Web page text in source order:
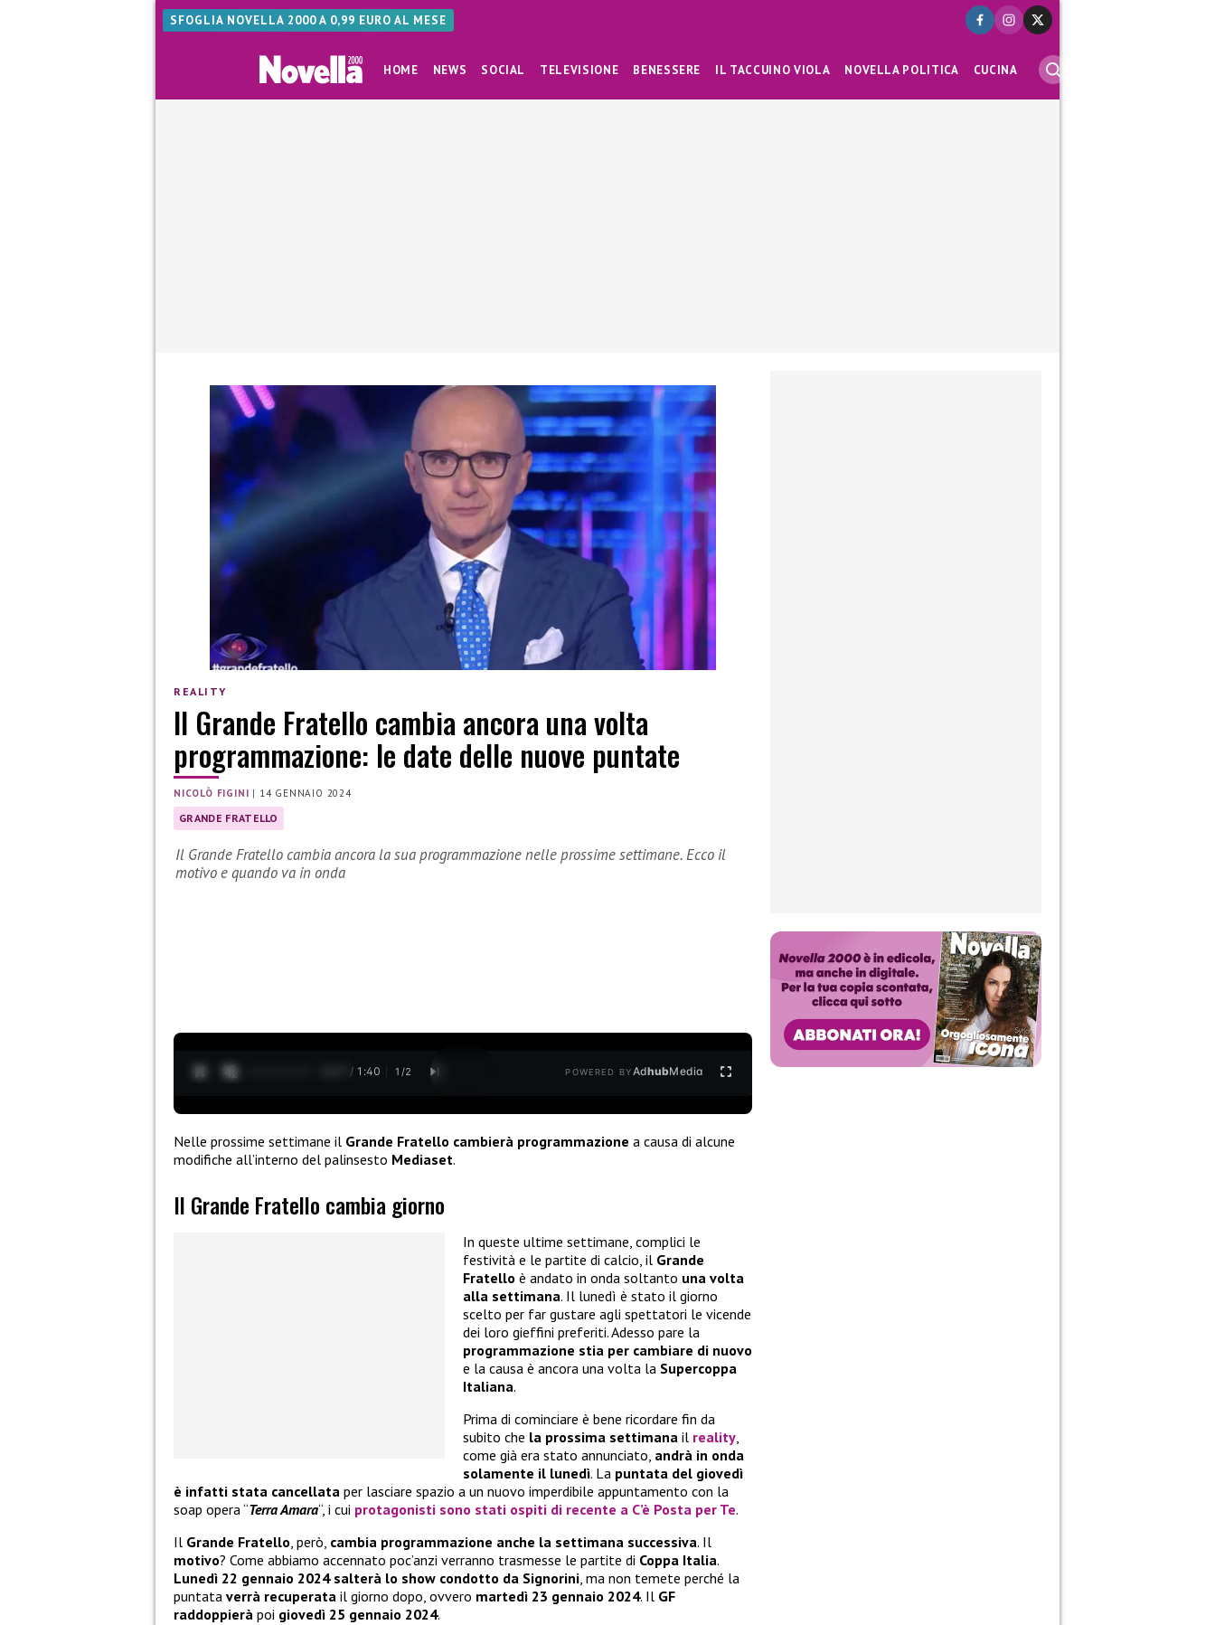
SFOGLIA NOVELLA 2000 A 0,99 EURO AL MESE
HOME NEWS SOCIAL TELEVISIONE BENESSERE IL TACCUINO VIOLA NOVELLA POLITICA CUCINA
REALITY
Il Grande Fratello cambia ancora una volta
programmazione: le date delle nuove puntate
NICOLÒ FIGINI | 14 GENNAIO 2024
GRANDE FRATELLO
Il Grande Fratello cambia ancora la sua programmazione nelle prossime settimane. Ecco il
motivo e quando va in onda
0:28 / 1:40 1 /2 POWERED BYAdhubMedia
Nelle prossime settimane il Grande Fratello cambierà programmazione a causa di alcune
modifiche all’interno del palinsesto Mediaset.
Il Grande Fratello cambia giorno
In queste ultime settimane, complici le
festività e le partite di calcio, il Grande
Fratello è andato in onda soltanto una volta
alla settimana. Il lunedì è stato il giorno
scelto per far gustare agli spettatori le vicende
dei loro gieffini preferiti. Adesso pare la
programmazione stia per cambiare di nuovo
e la causa è ancora una volta la Supercoppa
Italiana.
Prima di cominciare è bene ricordare fin da
subito che la prossima settimana il reality,
come già era stato annunciato, andrà in onda
solamente il lunedì. La puntata del giovedì
è infatti stata cancellata per lasciare spazio a un nuovo imperdibile appuntamento con la
soap opera “Terra Amara“, i cui protagonisti sono stati ospiti di recente a C’è Posta per Te.
Il Grande Fratello, però, cambia programmazione anche la settimana successiva. Il
motivo? Come abbiamo accennato poc’anzi verranno trasmesse le partite di Coppa Italia.
Lunedì 22 gennaio 2024 salterà lo show condotto da Signorini, ma non temete perché la
puntata verrà recuperata il giorno dopo, ovvero martedì 23 gennaio 2024. Il GF
raddoppierà poi giovedì 25 gennaio 2024.